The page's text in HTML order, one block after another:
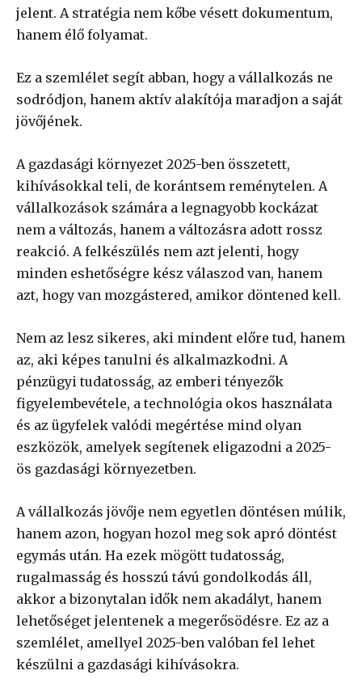
jelent. A stratégia nem kőbe vésett dokumentum,
hanem élő folyamat.
Ez a szemlélet segít abban, hogy a vállalkozás ne
sodródjon, hanem aktív alakítója maradjon a saját
jövőjének.
A gazdasági környezet 2025-ben összetett,
kihívásokkal teli, de korántsem reménytelen. A
vállalkozások számára a legnagyobb kockázat
nem a változás, hanem a változásra adott rossz
reakció. A felkészülés nem azt jelenti, hogy
minden eshetőségre kész válaszod van, hanem
azt, hogy van mozgástered, amikor döntened kell.
Nem az lesz sikeres, aki mindent előre tud, hanem
az, aki képes tanulni és alkalmazkodni. A
pénzügyi tudatosság, az emberi tényezők
figyelembevétele, a technológia okos használata
és az ügyfelek valódi megértése mind olyan
eszközök, amelyek segítenek eligazodni a 2025-
ös gazdasági környezetben.
A vállalkozás jövője nem egyetlen döntésen múlik,
hanem azon, hogyan hozol meg sok apró döntést
egymás után. Ha ezek mögött tudatosság,
rugalmasság és hosszú távú gondolkodás áll,
akkor a bizonytalan idők nem akadályt, hanem
lehetőséget jelentenek a megerősödésre. Ez az a
szemlélet, amellyel 2025-ben valóban fel lehet
készülni a gazdasági kihívásokra.